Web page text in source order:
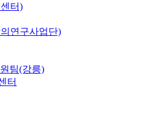
터)
연구사업단)
팀(강릉)
터